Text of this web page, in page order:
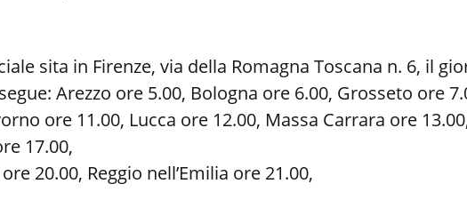
sita in Firenze, via della Romagna Toscana n. 6, il
Arezzo ore 5.00, Bologna ore 6.00, Grosseto ore
ore 11.00, Lucca ore 12.00, Massa Carrara ore
17.00,
20.00, Reggio nell’Emilia ore 21.00,